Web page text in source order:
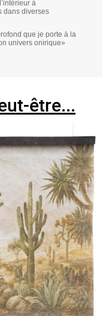
à
dans diverses
que je porte à la
univers onirique»
être...